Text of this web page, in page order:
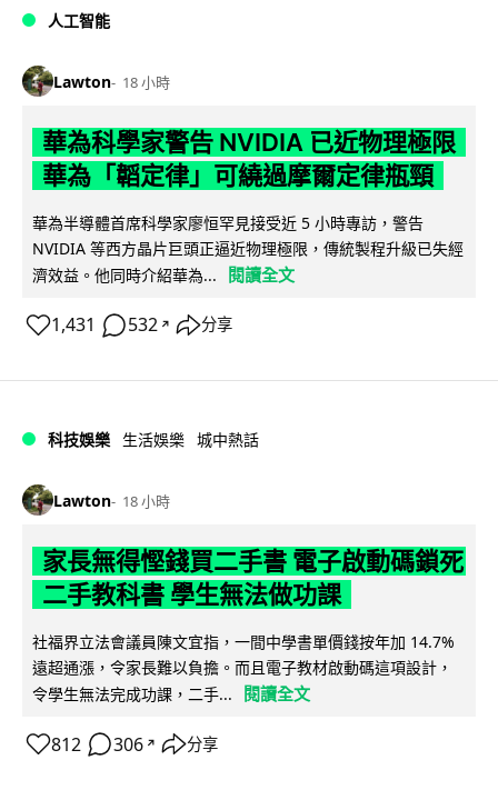
人工智能
Lawton 18 小時
華為科學家警告 NVIDIA 已近物理極限
華為「韜定律」可繞過摩爾定律瓶頸
華為半導體首席科學家廖恒罕見接受近 5 小時專訪，警告
NVIDIA 等西方晶片巨頭正逼近物理極限，傳統製程升級已失經
濟效益。他同時介紹華為...
閱讀全文
1,431 532 ↗ 分享
科技娛樂 生活娛樂 城中熱話
Lawton 18 小時
家長無得慳錢買二手書 電子啟動碼鎖死
二手教科書 學生無法做功課
社福界立法會議員陳文宜指，一間中學書單價錢按年加 14.7%
遠超通漲，令家長難以負擔。而且電子教材啟動碼這項設計，
令學生無法完成功課，二手...
閱讀全文
812 306 ↗ 分享